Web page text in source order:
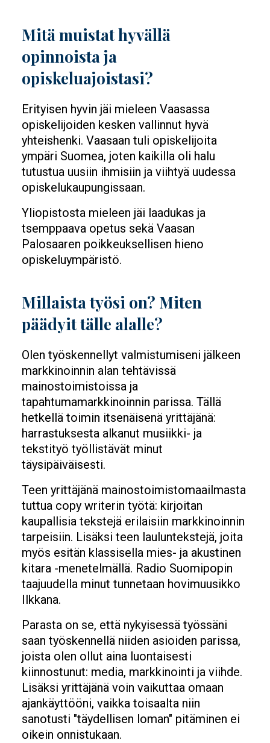
Mitä muistat hyvällä
opinnoista ja
opiskeluajoistasi?
Erityisen hyvin jäi mieleen Vaasassa
opiskelijoiden kesken vallinnut hyvä
yhteishenki. Vaasaan tuli opiskelijoita
ympäri Suomea, joten kaikilla oli halu
tutustua uusiin ihmisiin ja viihtyä uudessa
opiskelukaupungissaan.
Yliopistosta mieleen jäi laadukas ja
tsemppaava opetus sekä Vaasan
Palosaaren poikkeuksellisen hieno
opiskeluympäristö.
Millaista työsi on? Miten
päädyit tälle alalle?
Olen työskennellyt valmistumiseni jälkeen
markkinoinnin alan tehtävissä
mainostoimistoissa ja
tapahtumamarkkinoinnin parissa. Tällä
hetkellä toimin itsenäisenä yrittäjänä:
harrastuksesta alkanut musiikki- ja
tekstityö työllistävät minut
täysipäiväisesti.
Teen yrittäjänä mainostoimistomaailmasta
tuttua copy writerin työtä: kirjoitan
kaupallisia tekstejä erilaisiin markkinoinnin
tarpeisiin. Lisäksi teen lauluntekstejä, joita
myös esitän klassisella mies- ja akustinen
kitara -menetelmällä. Radio Suomipopin
taajuudella minut tunnetaan hovimuusikko
Ilkkana.
Parasta on se, että nykyisessä työssäni
saan työskennellä niiden asioiden parissa,
joista olen ollut aina luontaisesti
kiinnostunut: media, markkinointi ja viihde.
Lisäksi yrittäjänä voin vaikuttaa omaan
ajankäyttööni, vaikka toisaalta niin
sanotusti "täydellisen loman" pitäminen ei
oikein onnistukaan.